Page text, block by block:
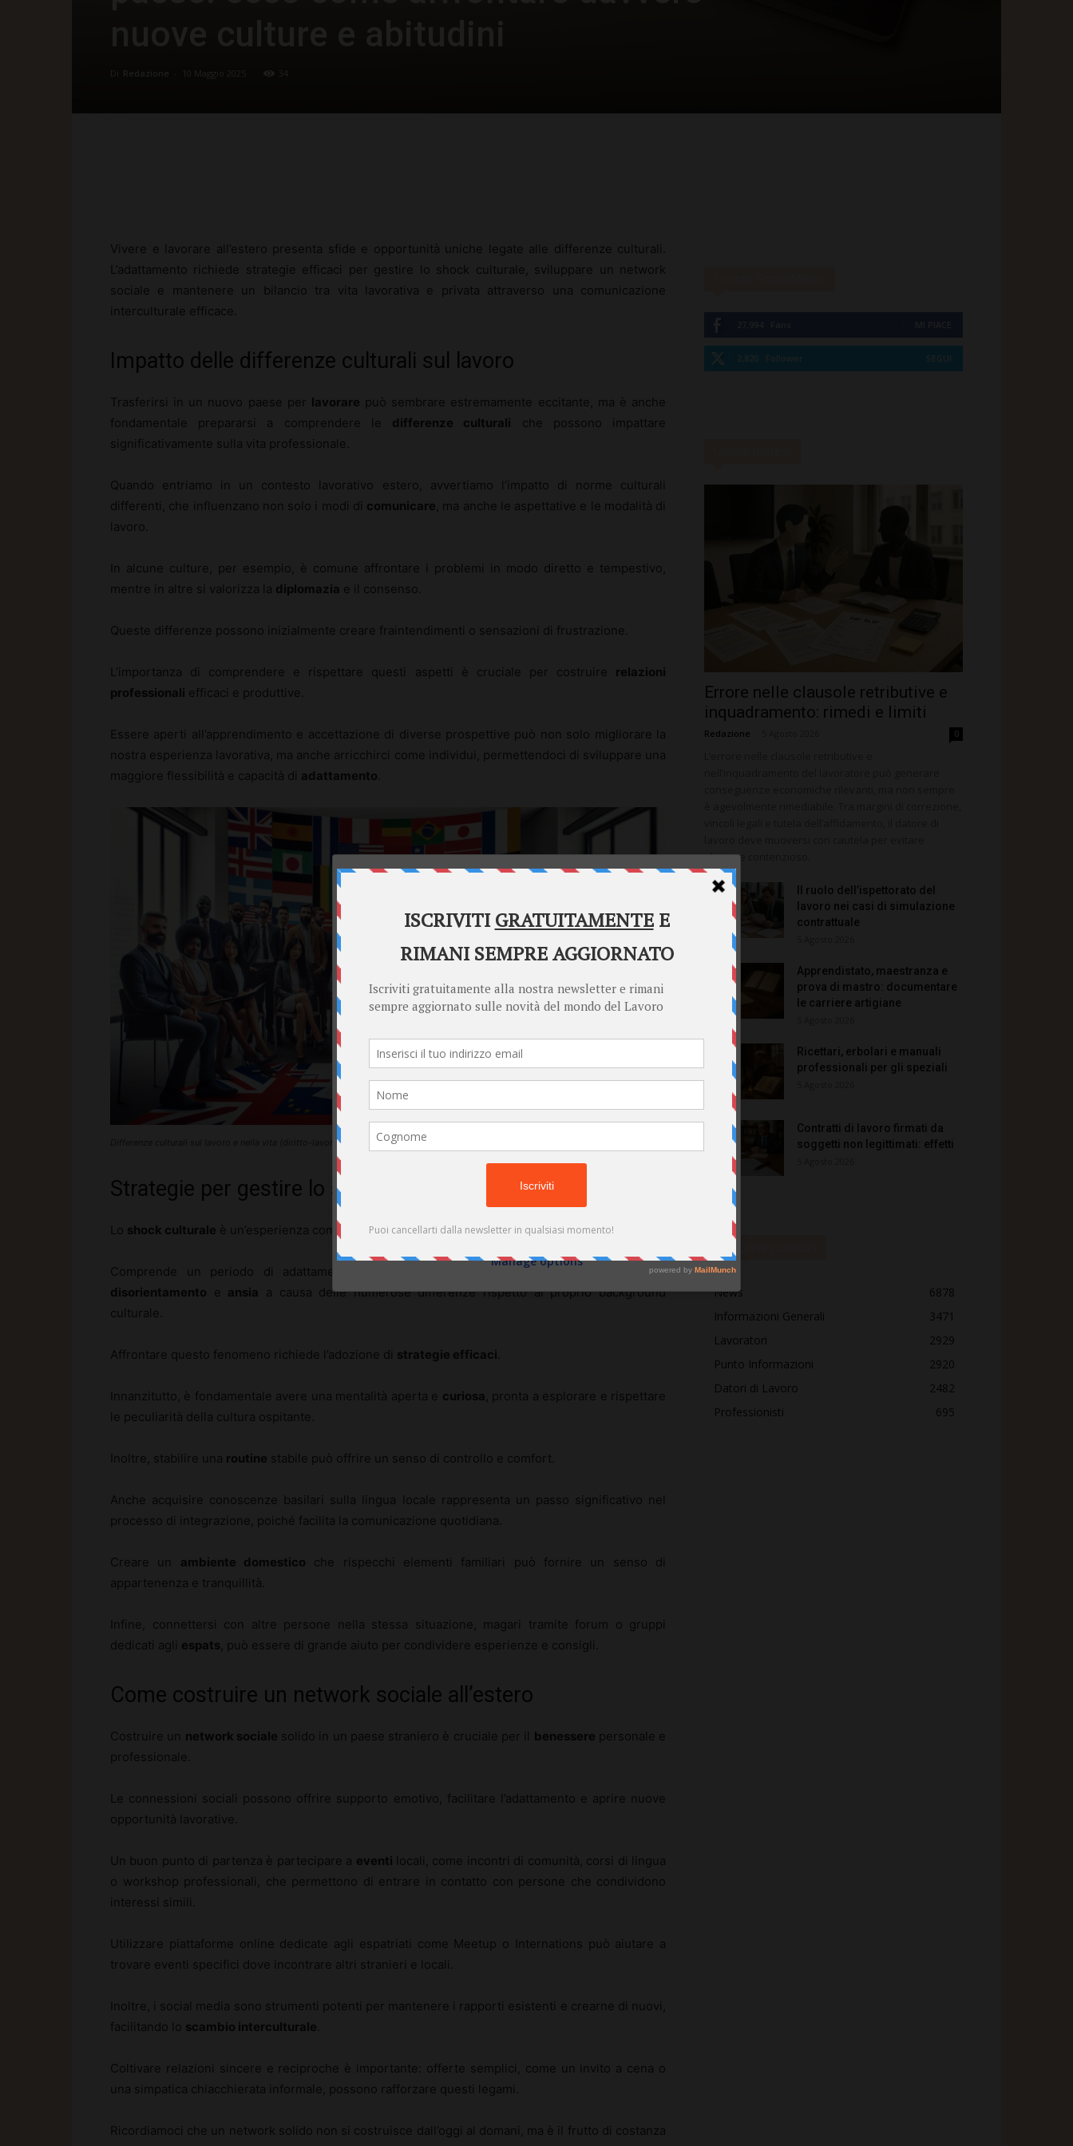
Redazione 10 Maggio 2025 34
Vivere e lavorare all’estero presenta sfide e opportunità uniche legate alle differenze culturali.
L’adattamento richiede strategie efficaci per gestire lo shock culturale, sviluppare un network
sociale e mantenere un bilancio tra vita lavorativa e privata attraverso una comunicazione
interculturale efficace.
Impatto delle differenze culturali sul lavoro
Trasferirsi in un nuovo paese per lavorare può sembrare estremamente eccitante, ma è anche
fondamentale prepararsi a comprendere le differenze culturali che possono impattare
significativamente sulla vita professionale.
Quando entriamo in un contesto lavorativo estero, avvertiamo l’impatto di norme culturali
differenti, che influenzano non solo i modi di comunicare , ma anche le aspettative e le modalità di
lavoro.
In alcune culture, per esempio, è comune affrontare i problemi in modo diretto e tempestivo,
mentre in altre si valorizza la diplomazia e il consenso.
Queste differenze possono inizialmente creare fraintendimenti o sensazioni di frustrazione.
L’importanza di comprendere e rispettare questi aspetti è cruciale per costruire relazioni
professionali efficaci e produttive.
Essere aperti all’apprendimento e accettazione di diverse prospettive può non solo migliorare la
nostra esperienza lavorativa, ma anche arricchirci come individui, permettendoci di sviluppare una
maggiore flessibilità e capacità di adattamento
Differenze culturali sul lavoro e nella vita (diritto-lavoro.com)
Strategie per gestire lo shock culturale
Lo shock culturale è un’esperienza comune quando ci si trasferisce in un paese nuovo.
Comprende un periodo di adattamento che può essere accompagnato da sensazioni di
disorientamento e ansia
a causa delle numerose differenze rispetto al proprio background
culturale.
Affrontare questo fenomeno richiede l’adozione di strategie efficaci
Innanzitutto, è fondamentale avere una mentalità aperta e curiosa , pronta a esplorare e rispettare
le peculiarità della cultura ospitante.
Inoltre, stabilire una routine stabile può offrire un senso di controllo e comfort.
Anche acquisire conoscenze basilari sulla lingua locale rappresenta un passo significativo nel
processo di integrazione, poiché facilita la comunicazione quotidiana.
Creare un ambiente domestico che rispecchi elementi familiari può fornire un senso di
appartenenza e tranquillità.
Infine, connettersi con altre persone nella stessa situazione, magari tramite forum o gruppi
dedicati agli espats , può essere di grande aiuto per condividere esperienze e consigli.
Come costruire un network sociale all’estero
Costruire un network sociale solido in un paese straniero è cruciale per il benessere personale e
professionale.
Le connessioni sociali possono offrire supporto emotivo, facilitare l’adattamento e aprire nuove
opportunità lavorative.
Un buon punto di partenza è partecipare a eventi locali, come incontri di comunità, corsi di lingua
o workshop professionali, che permettono di entrare in contatto con persone che condividono
interessi simili.
Utilizzare piattaforme online dedicate agli espatriati come Meetup o Internations può aiutare a
trovare eventi specifici dove incontrare altri stranieri e locali.
Inoltre, i social media sono strumenti potenti per mantenere i rapporti esistenti e crearne di nuovi,
facilitando lo scambio interculturale
Coltivare relazioni sincere e reciproche è importante: offerte semplici, come un invito a cena o
una simpatica chiacchierata informale, possono rafforzare questi legami.
Ricordiamoci che un network solido non si costruisce dall’oggi al domani, ma è il frutto di costanza
2,820 Follower SEGUI
Errore nelle clausole retributive e
inquadramento: rimedi e limiti
Redazione 0
ulteriore contenzioso.
Il ruolo dell’ispettorato del
lavoro nei casi di simulazione
contrattuale
Apprendistato, maestranza e
prova di mastro: documentare
le carriere artigiane
Ricettari, erbolari e manuali
professionali per gli speziali
Contratti di lavoro firmati da
soggetti non legittimati: effetti
News
6878
Informazioni Generali
3471
Lavoratori
2929
Punto Informazioni
2920
Datori di Lavoro
2482
Professionisti
695
Diritto Lavoro asks for your consent to use your
personal data for the following purposes:
Personalised advertising and content, advertising and content
Store and/or access information on a device
Learn more
Your personal data will be processed and information from your device
(cookies, unique identifiers, and other device data) may be stored by,
accessed by and shared with 681 partners, or used specifically by this
site. We and our partners may use precise geolocation data.List of
partners.
Some vendors may process your personal data on the basis of legitimate
interest, which you can object to by managing your options below. Look
for a link at the bottom of this page or in the site menu to manage or
withdraw consent in privacy and cookie settings.
Manage options